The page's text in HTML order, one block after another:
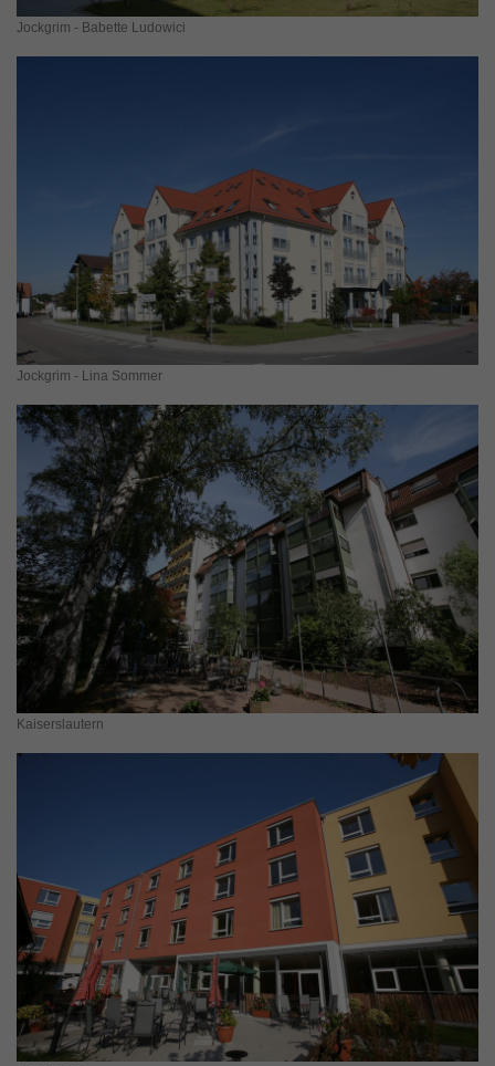
Jockgrim - Babette Ludowici
Jockgrim - Lina Sommer
Kaiserslautern